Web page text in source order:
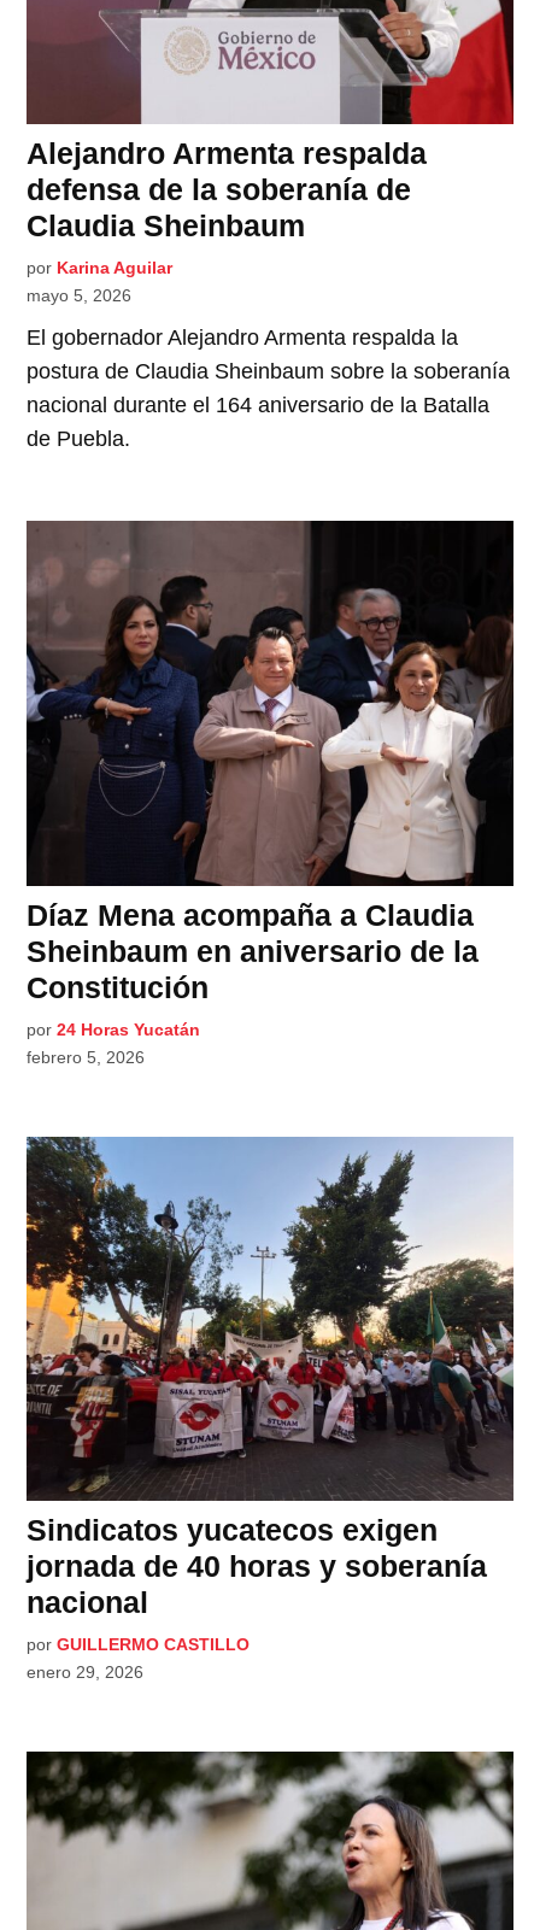
Alejandro Armenta respalda
defensa de la soberanía de
Claudia Sheinbaum
por Karina Aguilar
mayo 5, 2026
El gobernador Alejandro Armenta respalda la
postura de Claudia Sheinbaum sobre la soberanía
nacional durante el 164 aniversario de la Batalla
de Puebla.
Díaz Mena acompaña a Claudia
Sheinbaum en aniversario de la
Constitución
por 24 Horas Yucatán
febrero 5, 2026
Sindicatos yucatecos exigen
jornada de 40 horas y soberanía
nacional
por GUILLERMO CASTILLO
enero 29, 2026